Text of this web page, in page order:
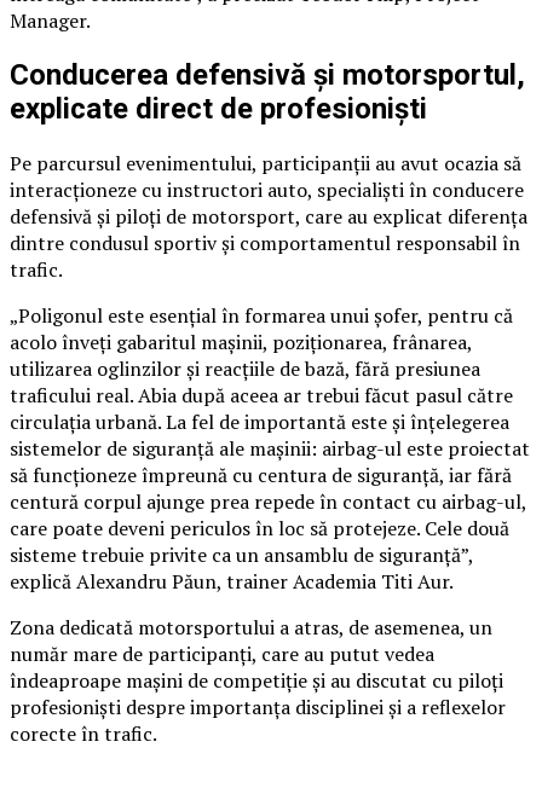
Manager.
Conducerea defensivă și motorsportul,
explicate direct de profesioniști
Pe parcursul evenimentului, participanții au avut ocazia să
interacționeze cu instructori auto, specialiști în conducere
defensivă și piloți de motorsport, care au explicat diferența
dintre condusul sportiv și comportamentul responsabil în
trafic.
„Poligonul este esențial în formarea unui șofer, pentru că
acolo înveți gabaritul mașinii, poziționarea, frânarea,
utilizarea oglinzilor și reacțiile de bază, fără presiunea
traficului real. Abia după aceea ar trebui făcut pasul către
circulația urbană. La fel de importantă este și înțelegerea
sistemelor de siguranță ale mașinii: airbag-ul este proiectat
să funcționeze împreună cu centura de siguranță, iar fără
centură corpul ajunge prea repede în contact cu airbag-ul,
care poate deveni periculos în loc să protejeze. Cele două
sisteme trebuie privite ca un ansamblu de siguranță”,
explică Alexandru Păun, trainer Academia Titi Aur.
Zona dedicată motorsportului a atras, de asemenea, un
număr mare de participanți, care au putut vedea
îndeaproape mașini de competiție și au discutat cu piloți
profesioniști despre importanța disciplinei și a reflexelor
corecte în trafic.